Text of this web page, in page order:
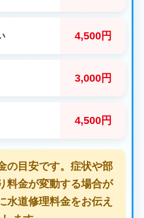
4,500円
3,000円
4,500円
の目安です。症状や部
料金が変動する場合が
水道修理料金をお伝え